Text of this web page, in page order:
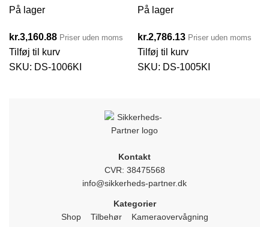
På lager
kr.3,160.88 Priser uden moms
Tilføj til kurv
SKU: DS-1006KI
På lager
kr.2,786.13 Priser uden moms
Tilføj til kurv
SKU: DS-1005KI
Kontakt
CVR: 38475568
info@sikkerheds-partner.dk
Kategorier
Shop
Tilbehør Kameraovervågning